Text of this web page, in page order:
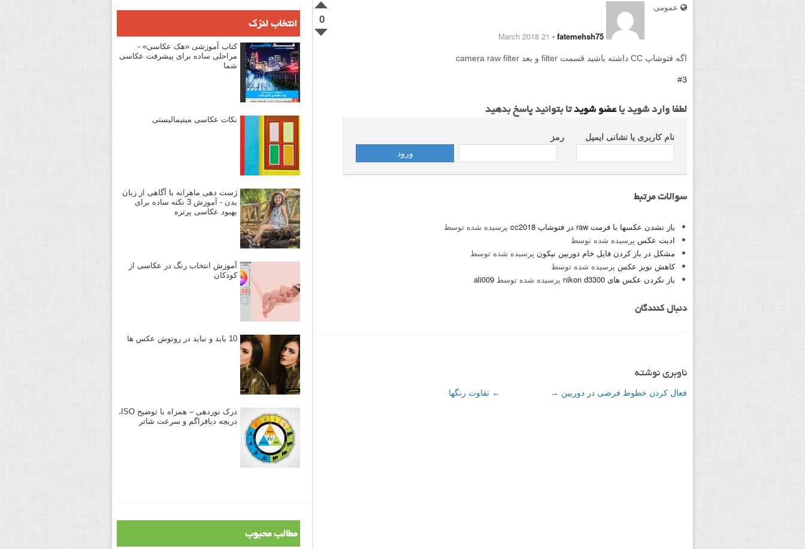
0
عمومی
fatemehsh75
⋅
21 March 2018
اگه فتوشاپ CC داشته باشید قسمت filter و بعد camera raw filter
#3
لطفا وارد شوید یاعضو شویدتا بتوانید پاسخ بدهید
نام کاربری یا نشانی ایمیل رمز
سوالات مرتبط
باز نشدن عکسها با فرمت raw در فتوشاپ cc2018
پرسیده شده توسط
ادیت عکس پرسیده شده توسط
مشکل در باز کردن فایل خام دوربین نیکون پرسیده شده توسط
کاهش نویز عکس پرسیده شده توسط
باز نکردن عکس های nikon d3300
پرسیده شده توسط ali009
دنبال کنندگان
ناوبری نوشته
← تفاوت رنگها فعال کردن خطوط فرضی در دوربین →
انتخاب لنزک
کتاب آموزشی «هک عکاسی» -
مراحلی ساده برای پیشرفت عکاسی
شما
نکات عکاسی مینیمالیستی
ژست دهی ماهرانه با آگاهی از زبان
بدن - آموزش 3 نکته ساده برای
بهبود عکاسی پرتره
آموزش انتخاب رنگ در عکاسی از
کودکان
10 باید و نباید در روتوش عکس ها
درک نوردهی – همراه با توضیح ISO،
دریچه دیافراگم و سرعت شاتر
مطالب محبوب